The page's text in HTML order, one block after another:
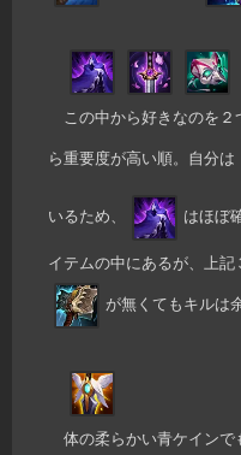
この中から好きなのを２
ら重要度が高い順。自分は
いるため、 はほぼ
イテムの中にあるが、上
が無くてもキルは
体の柔らかい青ケインで